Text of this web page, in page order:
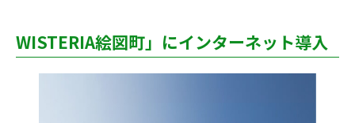
WISTERIA絵図町」にインターネット導入